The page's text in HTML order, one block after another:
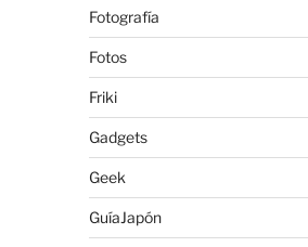
Fotografía
Fotos
Friki
Gadgets
Geek
GuíaJapón